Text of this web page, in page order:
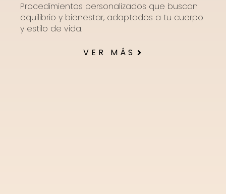
Procedimientos personalizados que buscan
equilibrio y bienestar, adaptados a tu cuerpo
y estilo de vida.
VER MÁS